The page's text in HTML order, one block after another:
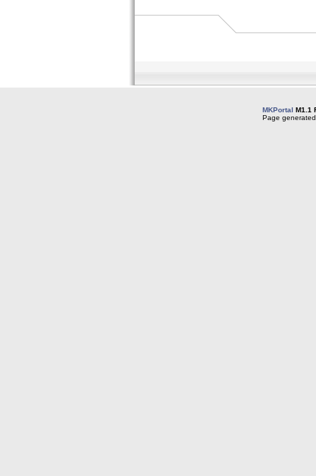
MKPortal M1.1
Page